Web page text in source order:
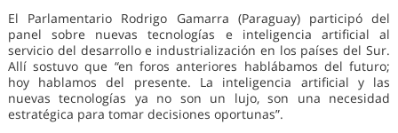
El Parlamentario Rodrigo Gamarra (Paraguay) participó del
panel sobre nuevas tecnologías e inteligencia artificial al
servicio del desarrollo e industrialización en los países del Sur.
Allí sostuvo que “en foros anteriores hablábamos del futuro;
hoy hablamos del presente. La inteligencia artificial y las
nuevas tecnologías ya no son un lujo, son una necesidad
estratégica para tomar decisiones oportunas”.